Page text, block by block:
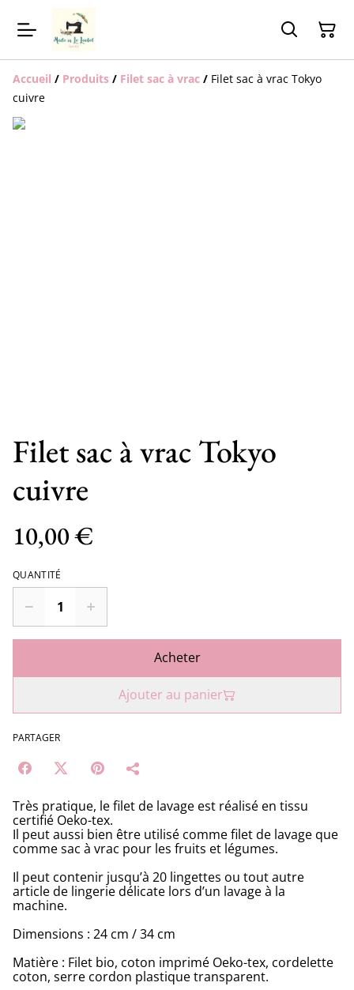
Accueil / Produits / Filet sac à vrac / Filet sac à vrac Tokyo
cuivre
Filet sac à vrac Tokyo
cuivre
10,00 €
QUANTITÉ
Acheter
Ajouter au panier
PARTAGER
Très pratique, le filet de lavage est réalisé en tissu
certifié Oeko-tex.
Il peut aussi bien être utilisé comme filet de lavage que
comme sac à vrac pour les fruits et légumes.
Il peut contenir jusqu’à 20 lingettes ou tout autre
article de lingerie délicate lors d’un lavage à la
machine.
Dimensions : 24 cm / 34 cm
Matière : Filet bio, coton imprimé Oeko-tex, cordelette
coton, serre cordon plastique transparent.